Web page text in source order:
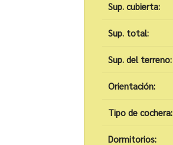
Sup. cubierta:
Sup. total:
Sup. del terreno:
Orientación:
Tipo de cochera:
Dormitorios: